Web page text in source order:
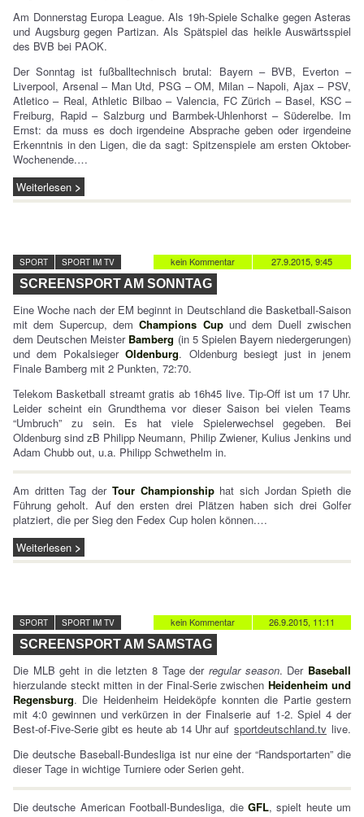
Am Donnerstag Europa League. Als 19h-Spiele Schalke gegen Asteras
und Augsburg gegen Partizan. Als Spätspiel das heikle Auswärtsspiel
des BVB bei PAOK.
Der Sonntag ist fußballtechnisch brutal: Bayern – BVB, Everton –
Liverpool, Arsenal – Man Utd, PSG – OM, Milan – Napoli, Ajax – PSV,
Atletico – Real, Athletic Bilbao – Valencia, FC Zürich – Basel, KSC –
Freiburg, Rapid – Salzburg und Barmbek-Uhlenhorst – Süderelbe. Im
Ernst: da muss es doch irgendeine Absprache geben oder irgendeine
Erkenntnis in den Ligen, die da sagt: Spitzenspiele am ersten Oktober-
Wochenende.…
Weiterlesen
27.9.2015, 9:45
kein Kommentar
SPORT SPORT IM TV
SCREENSPORT AM SONNTAG
Eine Woche nach der EM beginnt in Deutschland die Basketball-Saison
mit dem Supercup, demChampions Cupund dem Duell zwischen
dem Deutschen Meister Bamberg (in 5 Spielen Bayern niedergerungen)
und dem PokalsiegerOldenburg. Oldenburg besiegt just in jenem
Finale Bamberg mit 2 Punkten, 72:70.
Telekom Basketball streamt gratis ab 16h45 live. Tip-Off ist um 17 Uhr.
Leider scheint ein Grundthema vor dieser Saison bei vielen Teams
“Umbruch” zu sein. Es hat viele Spielerwechsel gegeben. Bei
Oldenburg sind zB Philipp Neumann, Philip Zwiener, Kulius Jenkins und
Adam Chubb out, u.a. Philipp Schwethelm in.
Am dritten Tag der Tour Championshiphat sich Jordan Spieth die
Führung geholt. Auf den ersten drei Plätzen haben sich drei Golfer
platziert, die per Sieg den Fedex Cup holen können.…
Weiterlesen
26.9.2015, 11:11
kein Kommentar
SPORT SPORT IM TV
SCREENSPORT AM SAMSTAG
Die MLB geht in die letzten 8 Tage der regular season. Der Baseball
hierzulande steckt mitten in der Final-Serie zwischen Heidenheim und
Regensburg. Die Heidenheim Heideköpfe konnten die Partie gestern
mit 4:0 gewinnen und verkürzen in der Finalserie auf 1-2. Spiel 4 der
Best-of-Five-Serie gibt es heute ab 14 Uhr auf sportdeutschland.tv live.
Die deutsche Baseball-Bundesliga ist nur eine der “Randsportarten” die
dieser Tage in wichtige Turniere oder Serien geht.
Die deutsche American Football-Bundesliga, die GFL, spielt heute um